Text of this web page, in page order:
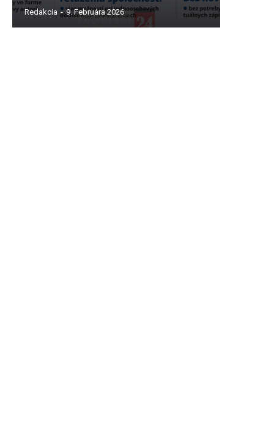
Redakcia - 9. Februára 2026